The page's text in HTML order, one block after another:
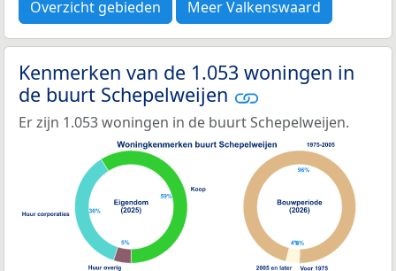
Overzicht gebieden Meer Valkenswaard
Kenmerken van de 1.053 woningen in
de buurt Schepelweijen
Er zijn 1.053 woningen in de buurt Schepelweijen.